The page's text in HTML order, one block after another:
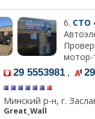
6. СТО
мотор-
29 5553981 ,
Минский р-н, г.
Great_Wall